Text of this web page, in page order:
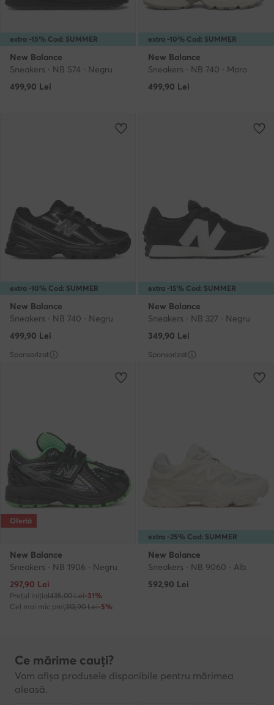
extra -15% Cod: SUMMER
New Balance
Sneakers · NB 574 · Negru
499,90 Lei
extra -10% Cod: SUMMER
New Balance
Sneakers · NB 740 · Maro
499,90 Lei
extra -10% Cod: SUMMER
New Balance
Sneakers · NB 740 · Negru
499,90 Lei
extra -15% Cod: SUMMER
New Balance
Sneakers · NB 327 · Negru
349,90 Lei
Sponsorizat
Ofertă
New Balance
Sneakers · NB 1906 · Negru
Prețul actual
297,90 Lei
Prețul inițial435,00 Lei-31%
Cel mai mic preț313,90 Lei-5%
Sponsorizat
extra -25% Cod: SUMMER
New Balance
Sneakers · NB 9060 · Alb
592,90 Lei
Ce mărime cauți?
Vom afișa produsele disponibile pentru mărimea
aleasă.